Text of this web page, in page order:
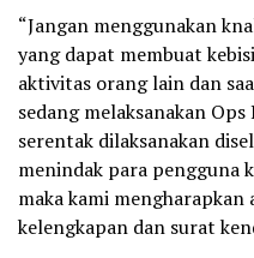
“Jangan menggunakan
yang dapat membuat
aktivitas orang lain dan
sedang melaksanakan
serentak dilaksanakan
menindak para pengguna
maka kami
kelengkapan dan surat